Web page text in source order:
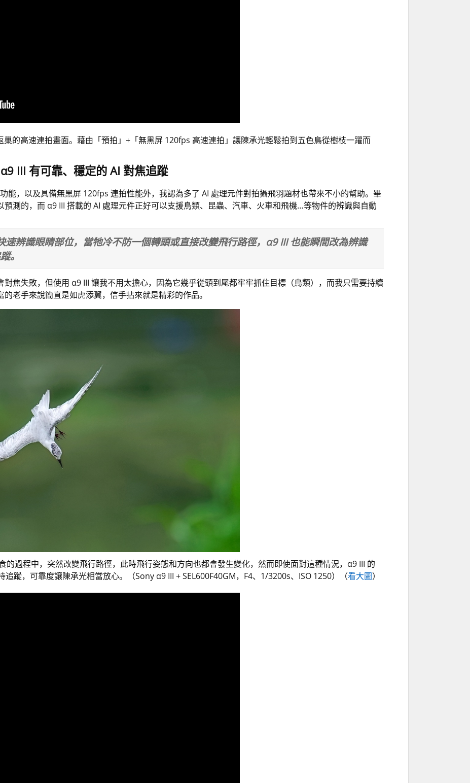
的高速連拍畫面。藉由「預拍」+「無黑屏 120fps 高速連拍」讓陳承光輕鬆拍到五色鳥從樹枝一躍而
α9 III 有可靠、穩定的AI 對焦追蹤
能，以及具備無黑屏 120fps 連拍性能外，我認為多了 AI 處理元件對拍攝飛羽題材也帶來不小的幫助。畢
測的，而 α9 III 搭載的 AI 處理元件正好可以支援鳥類、昆蟲、汽車、火車和飛機…等物件的辨識與自動
速辨識眼睛部位，當牠冷不防一個轉頭或直接改變飛行路徑，α9 III 也能瞬間改為辨識
。
焦失敗，但使用 α9 III 讓我不用太擔心，因為它幾乎從頭到尾都牢牢抓住目標（鳥類），而我只需要持續
老手來說簡直是如虎添翼，信手拈來就是精彩的作品。
的過程中，突然改變飛行路徑，此時飛行姿態和方向也都會發生變化，然而即使面對這種情況，α9 III 的
蹤，可靠度讓陳承光相當放心。（Sony α9 III + SEL600F40GM，F4、1/3200s、ISO 1250）（看大圖）